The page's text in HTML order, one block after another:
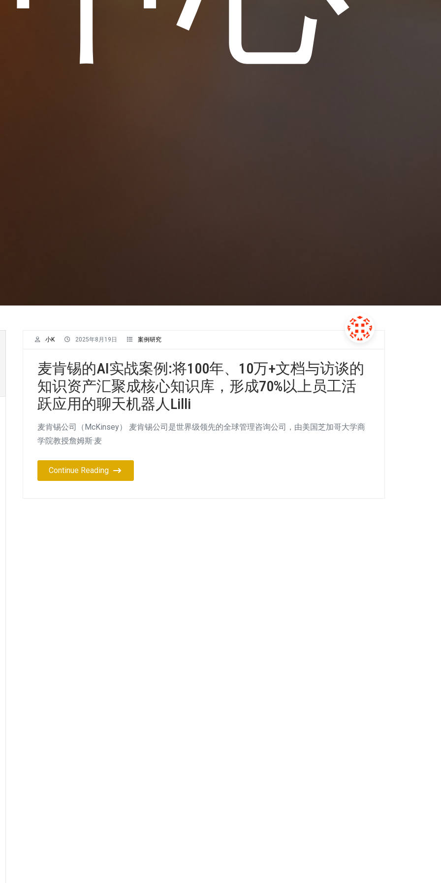
小K 2025年8月19日 案例研究
麦肯锡的AI实战案例:将100年、10万+文档与访谈的
知识资产汇聚成核心知识库，形成70%以上员工活
跃应用的聊天机器人Lilli
麦肯锡公司（McKinsey） 麦肯锡公司是世界级领先的全球管理咨询公司，由美国芝加哥大学商
学院教授詹姆斯·麦
Continue Reading